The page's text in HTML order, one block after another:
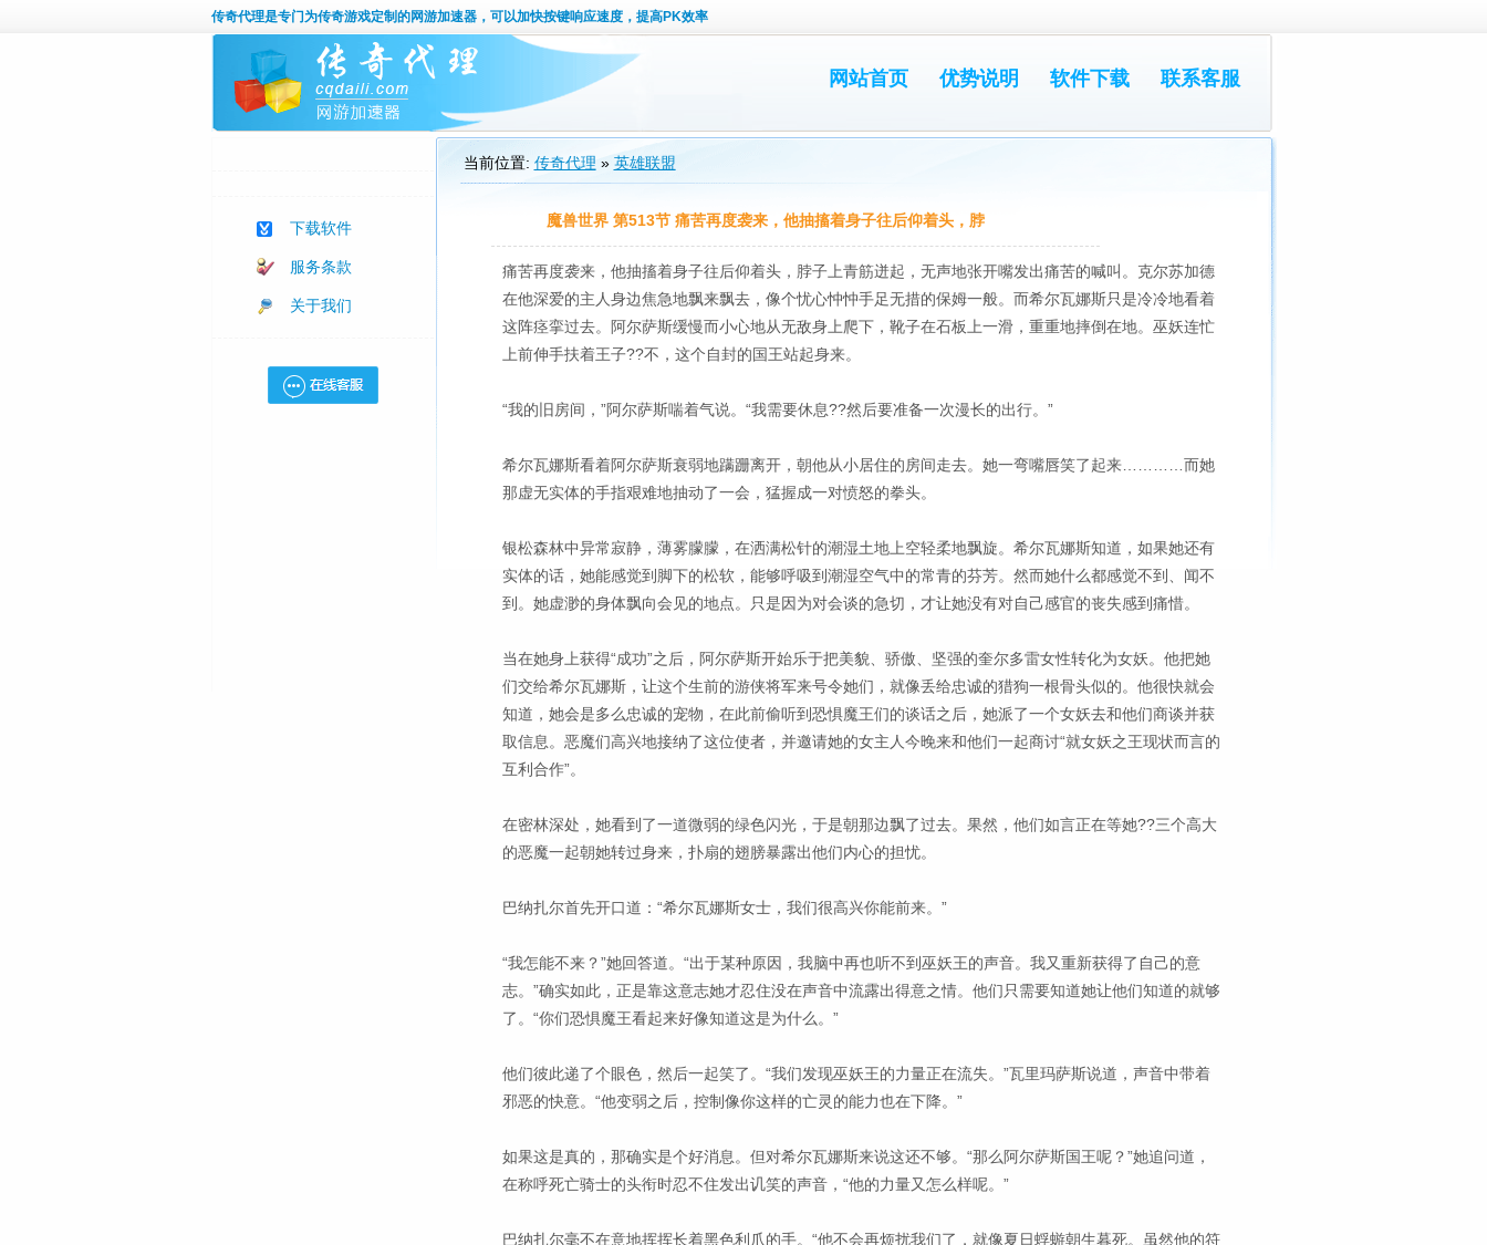
传奇代理是专门为传奇游戏定制的网游加速器，可以加快按键响应速度，提高PK效率
网站首页 优势说明 软件下载 联系客服
下载软件
服务条款
关于我们
当前位置: 传奇代理 » 英雄联盟
魔兽世界 第513节 痛苦再度袭来，他抽搐着身子往后仰着头，脖
痛苦再度袭来，他抽搐着身子往后仰着头，脖子上青筋迸起，无声地张开嘴发出痛苦的喊叫。克尔苏加德
在他深爱的主人身边焦急地飘来飘去，像个忧心忡忡手足无措的保姆一般。而希尔瓦娜斯只是冷冷地看着
这阵痉挛过去。阿尔萨斯缓慢而小心地从无敌身上爬下，靴子在石板上一滑，重重地摔倒在地。巫妖连忙
上前伸手扶着王子??不，这个自封的国王站起身来。
“我的旧房间，”阿尔萨斯喘着气说。“我需要休息??然后要准备一次漫长的出行。”
希尔瓦娜斯看着阿尔萨斯衰弱地蹒跚离开，朝他从小居住的房间走去。她一弯嘴唇笑了起来…………而她
那虚无实体的手指艰难地抽动了一会，猛握成一对愤怒的拳头。
银松森林中异常寂静，薄雾朦朦，在洒满松针的潮湿土地上空轻柔地飘旋。希尔瓦娜斯知道，如果她还有
实体的话，她能感觉到脚下的松软，能够呼吸到潮湿空气中的常青的芬芳。然而她什么都感觉不到、闻不
到。她虚渺的身体飘向会见的地点。只是因为对会谈的急切，才让她没有对自己感官的丧失感到痛惜。
当在她身上获得“成功”之后，阿尔萨斯开始乐于把美貌、骄傲、坚强的奎尔多雷女性转化为女妖。他把她
们交给希尔瓦娜斯，让这个生前的游侠将军来号令她们，就像丢给忠诚的猎狗一根骨头似的。他很快就会
知道，她会是多么忠诚的宠物，在此前偷听到恐惧魔王们的谈话之后，她派了一个女妖去和他们商谈并获
取信息。恶魔们高兴地接纳了这位使者，并邀请她的女主人今晚来和他们一起商讨“就女妖之王现状而言的
互利合作”。
在密林深处，她看到了一道微弱的绿色闪光，于是朝那边飘了过去。果然，他们如言正在等她??三个高大
的恶魔一起朝她转过身来，扑扇的翅膀暴露出他们内心的担忧。
巴纳扎尔首先开口道：“希尔瓦娜斯女士，我们很高兴你能前来。”
“我怎能不来？”她回答道。“出于某种原因，我脑中再也听不到巫妖王的声音。我又重新获得了自己的意
志。”确实如此，正是靠这意志她才忍住没在声音中流露出得意之情。他们只需要知道她让他们知道的就够
了。“你们恐惧魔王看起来好像知道这是为什么。”
他们彼此递了个眼色，然后一起笑了。“我们发现巫妖王的力量正在流失。”瓦里玛萨斯说道，声音中带着
邪恶的快意。“他变弱之后，控制像你这样的亡灵的能力也在下降。”
如果这是真的，那确实是个好消息。但对希尔瓦娜斯来说这还不够。“那么阿尔萨斯国王呢？”她追问道，
在称呼死亡骑士的头衔时忍不住发出讥笑的声音，“他的力量又怎么样呢。”
巴纳扎尔毫不在意地挥挥长着黑色利爪的手。“他不会再烦扰我们了，就像夏日蜉蝣朝生暮死。虽然他的符